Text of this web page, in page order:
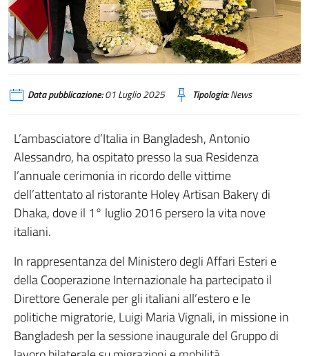
Data pubblicazione:01 Luglio 2025 Tipologia:News
L’ambasciatore d’Italia in Bangladesh, Antonio
Alessandro, ha ospitato presso la sua Residenza
l’annuale cerimonia in ricordo delle vittime
dell’attentato al ristorante Holey Artisan Bakery di
Dhaka, dove il 1° luglio 2016 persero la vita nove
italiani.
In rappresentanza del Ministero degli Affari Esteri e
della Cooperazione Internazionale ha partecipato il
Direttore Generale per gli italiani all’estero e le
politiche migratorie, Luigi Maria Vignali, in missione in
Bangladesh per la sessione inaugurale del Gruppo di